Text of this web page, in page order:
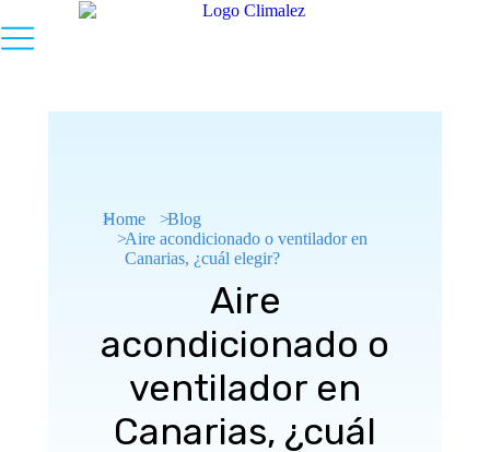
You are here:
Home
Blog
Aire acondicionado o ventilador en
Canarias, ¿cuál elegir?
Aire
acondicionado o
ventilador en
Canarias, ¿cuál